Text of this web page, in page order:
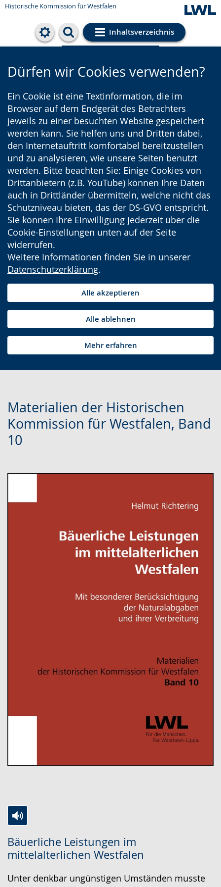
Historische Kommission für Westfalen
Inhaltsverzeichnis
Cookie-Einstellungen
Dürfen wir Cookies verwenden?
Ein Cookie ist eine Textinformation, die im
Browser auf dem Endgerät des Betrachters
jeweils zu einer besuchten Website gespeichert
werden kann. Sie helfen uns und Dritten dabei,
den Internetauftritt komfortabel bereitzustellen
und zu analysieren, wie unsere Seiten benutzt
werden. Bitte beachten Sie: Einige Cookies von
Drittanbietern (z.B. YouTube) können Ihre Daten
auch in Drittländer übermitteln, welche nicht das
Schutzniveau bieten, das der DS-GVO entspricht.
Sie können Ihre Einwilligung jederzeit über die
Cookie-Einstellungen unten auf der Seite
widerrufen.
Weitere Informationen finden Sie in unserer
Datenschutzerklärung.
Alle akzeptieren
Alle ablehnen
Mehr erfahren
Materialien der Historischen
Kommission für Westfalen, Band
10
Bäuerliche Leistungen im
mittelalterlichen Westfalen
Leichten
Sprache
wechseln.
Audio-
Unterstützung.
Video
in
Deutscher
Unter denkbar ungünstigen Umständen musste